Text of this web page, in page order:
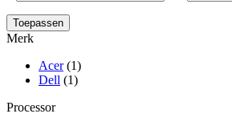
Merk
Acer(1)
Dell (1)
Processor